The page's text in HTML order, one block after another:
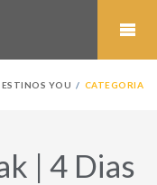
YOU CATEGORIA
| 4 Dias